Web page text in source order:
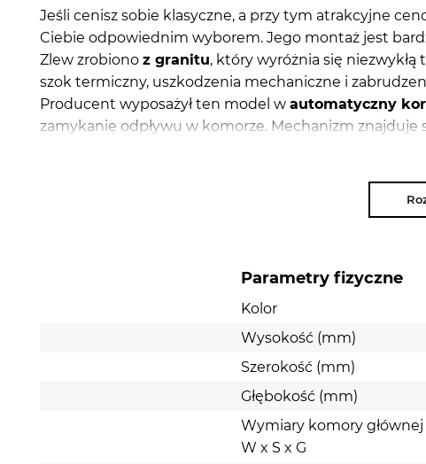
Jeśli cenisz sobie klasyczne, a przy tym atrakcyjne
Ciebie odpowiednim wyborem. Jego montaż jest
Zlew zrobiono z granitu, który wyróżnia się niezwykłą
szok termiczny, uszkodzenia mechaniczne i
Producent wyposażył ten model w automatyczny
zamykanie odpływu w komorze. Mechanizm
, który przyda się
zależności od swoich preferencji czy schematu
albo po lewej stronie. Ten model ma fabrycznie
Parametry fizyczne
Kolor
Wysokość (mm)
Szerokość (mm)
Głębokość (mm)
Wymiary komory
W x S x G